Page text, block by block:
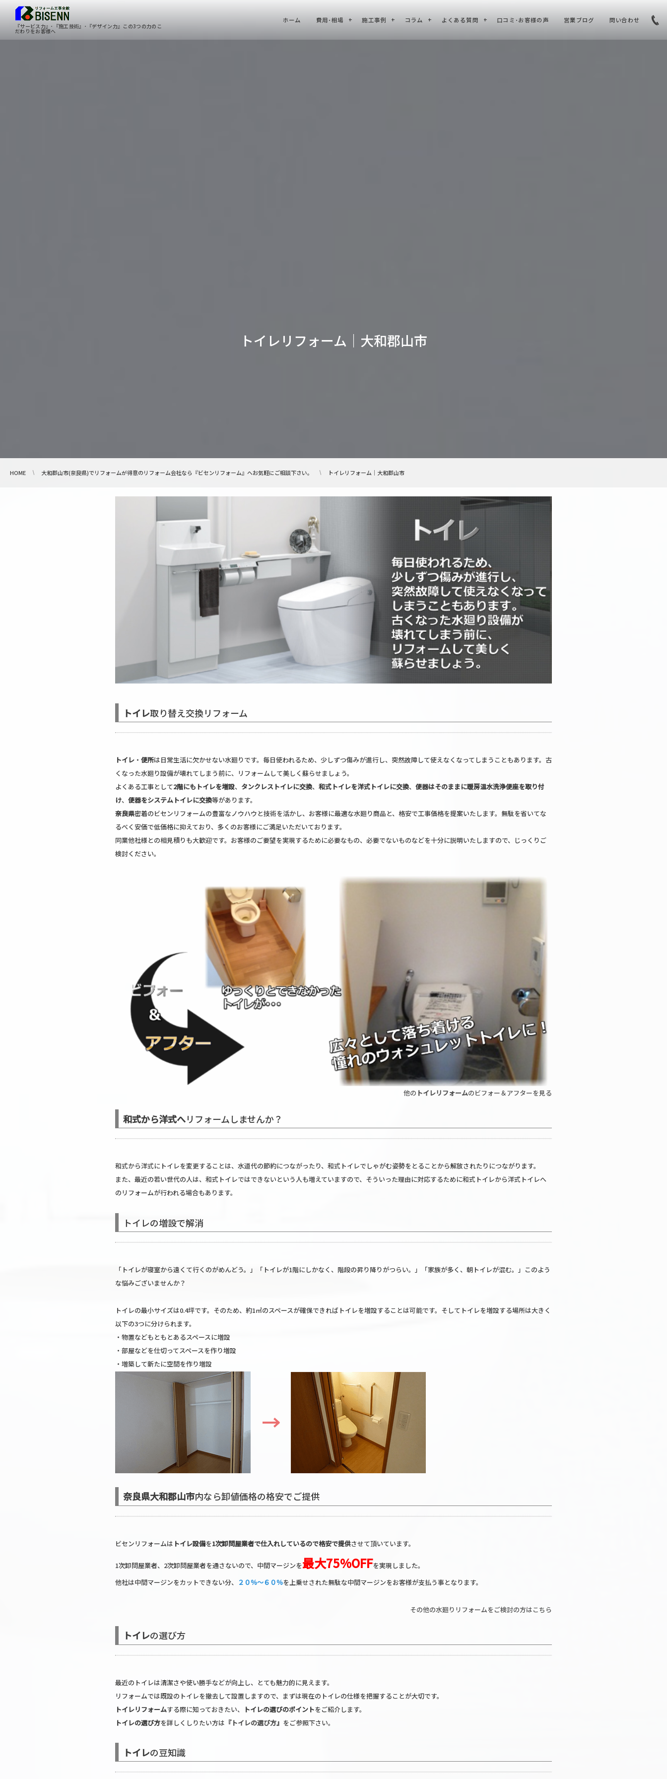
『サービス力』･『施工技術』･『デザイン力』この3つの力のこ
だわりをお客様へ
ホーム 費用･相場 施工事例 コラム よくある質問 口コミ･お客様の声 営業ブログ 問い合わせ
トイレリフォーム｜大和郡山市
HOME 大和郡山市(奈良県)でリフォームが得意のリフォーム会社なら『ビセンリフォーム』へお気軽にご相談下さい。 トイレリフォーム｜大和郡山市
トイレ取り替え交換リフォーム
トイレ ・ 便所は日常生活に欠かせない水廻りです。毎日使われるため、少しずつ傷みが進行し、突然故障して使えなくなってしまうこともあります。古
くなった水廻り設備が壊れてしまう前に、リフォームして美しく蘇らせましょう。
よくある工事として2階にもトイレを増設、 タンクレストイレに交換、 和式トイレを洋式トイレに交換、 便器はそのままに暖房温水洗浄便座を取り付
け、 便器をシステムトイレに交換等があります。
奈良県密着のビセンリフォームの豊富なノウハウと技術を活かし、お客様に最適な水廻り商品と、格安で工事価格を提案いたします。無駄を省いてな
るべく安価で低価格に抑えており、多くのお客様にご満足いただいております。
同業他社様との相見積りも大歓迎です。お客様のご要望を実現するために必要なもの、必要でないものなどを十分に説明いたしますので、じっくりご
検討ください。
他の トイレリフォームのビフォー＆アフターを見る
和式から洋式へリフォームしませんか？
和式から洋式にトイレを変更することは、水道代の節約につながったり、和式トイレでしゃがむ姿勢をとることから解放されたりにつながります。
また、最近の若い世代の人は、和式トイレではできないという人も増えていますので、そういった理由に対応するために和式トイレから洋式トイレへ
のリフォームが行われる場合もあります。
トイレの増設で解消
「トイレが寝室から遠くて行くのがめんどう。」「トイレが1階にしかなく、階段の昇り降りがつらい。」「家族が多く、朝トイレが混む。」このよう
な悩みございませんか？
トイレの最小サイズは0.4坪です。そのため、約1㎡のスペースが確保できればトイレを増設することは可能です。そしてトイレを増設する場所は大きく
以下の3つに分けられます。
・物置などもともとあるスペースに増設
・部屋などを仕切ってスペースを作り増設
・増築して新たに空間を作り増設
奈良県大和郡山市内なら卸値価格の格安でご提供
ビセンリフォームは トイレ設備を1次卸問屋業者で仕入れしているので格安で提供させて頂いています。
1次卸問屋業者、2次卸問屋業者を通さないので、中間マージンを最大75%OFFを実現しました。
他社は中間マージンをカットできない分、 ２０％〜６０％を上乗せされた無駄な中間マージンをお客様が支払う事となります。
その他の水廻りリフォームをご検討の方はこちら
トイレの選び方
最近のトイレは清潔さや使い勝手などが向上し、とても魅力的に見えます。
リフォームでは既設のトイレを撤去して設置しますので、まずは現在のトイレの仕様を把握することが大切です。
トイレリフォームする際に知っておきたい、 トイレの選びのポイントをご紹介します。
トイレの選び方を詳しくしりたい方は 『トイレの選び方』 をご参照下さい。
トイレの豆知識